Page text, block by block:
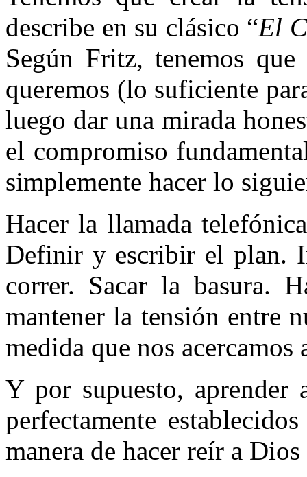
describe en su clásico “El
Según Fritz, tenemos
queremos (lo suficiente
luego dar una mirada
el compromiso
simplemente hacer lo
Hacer la llamada
Definir y escribir el plan.
correr. Sacar la basura.
mantener la tensión entre
medida que nos
Y por supuesto, aprender
perfectamente
manera de hacer reír a